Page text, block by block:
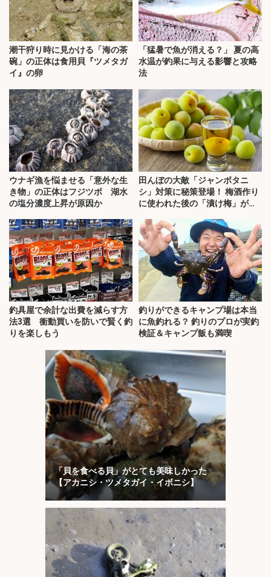
潮干狩り時に見かける「海の茶
碗」の正体は食用貝『ツメタガ
イ』の卵
「猛暑で魚が消える？」 夏の高
水温が釣果に与える影響と攻略
法
ウナギ漁を悩ませる「意外な生
き物」の正体はフジツボ 湖水
の塩分濃度上昇が原因か
田んぼの大敵「ジャンボタニ
シ」対策に秘策登場！ 梅酒作り
に使われた後の「漬け梅」が効
釣具屋で余計な出費を減らす方
法3選 衝動買いを防いで賢く釣
りを楽しもう
釣りができるキャンプ場は本当
に魚釣れる？ 釣りのプロが実釣
検証＆キャンプ飯も満喫
「貝を食べる貝」がとても美味しかった
【アカニシ・ツメタガイ・イボニシ】